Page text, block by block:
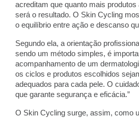
acreditam que quanto mais
será o resultado. O Skin Cycling
o equilíbrio entre ação e descanso
Segundo ela, a orientação
sendo um método simples, é
acompanhamento de um
os ciclos e produtos escolhidos
adequados para cada pele. O
que garante segurança e eficácia.”
O Skin Cycling surge, assim, como